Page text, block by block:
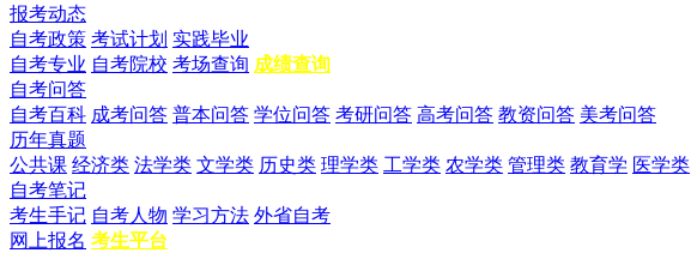
报考动态
自考政策 考试计划 实践毕业
自考专业 自考院校 考场查询 成绩查询
自考问答
自考百科 成考问答 普本问答 学位问答 考研问答 高考问答 教资问答 美考问答
历年真题
公共课 经济类 法学类 文学类 历史类 理学类 工学类 农学类 管理类 教育学 医学类
自考笔记
考生手记 自考人物 学习方法 外省自考
网上报名 考生平台